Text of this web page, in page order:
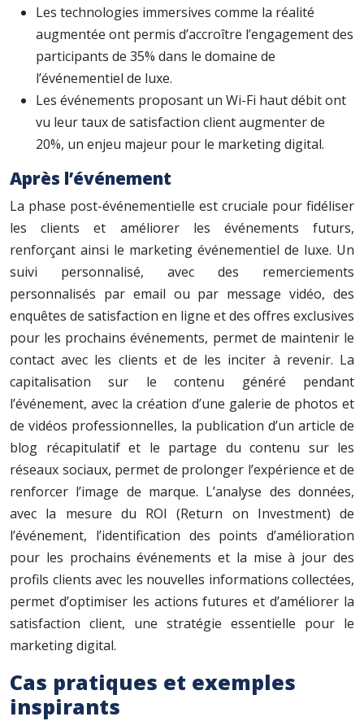
Les technologies immersives comme la réalité
augmentée ont permis d’accroître l’engagement des
participants de 35% dans le domaine de
l’événementiel de luxe.
Les événements proposant un Wi-Fi haut débit ont
vu leur taux de satisfaction client augmenter de
20%, un enjeu majeur pour le marketing digital.
Après l’événement
La phase post-événementielle est cruciale pour fidéliser
les clients et améliorer les événements futurs,
renforçant ainsi le marketing événementiel de luxe. Un
suivi personnalisé, avec des remerciements
personnalisés par email ou par message vidéo, des
enquêtes de satisfaction en ligne et des offres exclusives
pour les prochains événements, permet de maintenir le
contact avec les clients et de les inciter à revenir. La
capitalisation sur le contenu généré pendant
l’événement, avec la création d’une galerie de photos et
de vidéos professionnelles, la publication d’un article de
blog récapitulatif et le partage du contenu sur les
réseaux sociaux, permet de prolonger l’expérience et de
renforcer l’image de marque. L’analyse des données,
avec la mesure du ROI (Return on Investment) de
l’événement, l’identification des points d’amélioration
pour les prochains événements et la mise à jour des
profils clients avec les nouvelles informations collectées,
permet d’optimiser les actions futures et d’améliorer la
satisfaction client, une stratégie essentielle pour le
marketing digital.
Cas pratiques et exemples
inspirants